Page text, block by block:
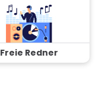
Freie Redner